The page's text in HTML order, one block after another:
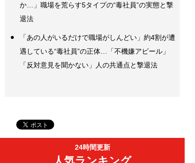
か…」職場を荒らす5タイプの“毒社員”の実態と撃
退法
「あの人がいるだけで職場がしんどい」約4割が遭
遇している“毒社員”の正体…「不機嫌アピール」
「反対意見を聞かない」人の共通点と撃退法
24時間更新